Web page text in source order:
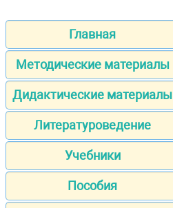
Главная
Методические материалы
Дидактические материалы
Литературоведение
Учебники
Пособия